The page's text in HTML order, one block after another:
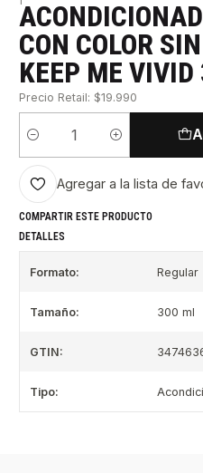
CON COLOR
KEEP ME
Precio Retail: $19.990
Cantidad
Agregar a la lista de
COMPARTIR ESTE PRODUCTO
DETALLES
Formato: Regular
Tamaño: 300 ml
GTIN:
Tipo: